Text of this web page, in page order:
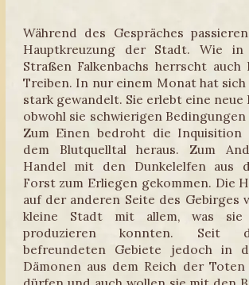
Während des Gespräches
Hauptkreuzung der Stadt. Wie
Straßen Falkenbachs herrscht
Treiben. In nur einem Monat hat
stark gewandelt. Sie erlebt eine neue
obwohl sie schwierigen
Zum Einen bedroht die Inquisition
dem Blutquelltal heraus. Zum
Handel mit den Dunkelelfen aus
Forst zum Erliegen gekommen. Die
auf der anderen Seite des Gebirges
kleine Stadt mit allem, was
produzieren konnten. Seit
befreundeten Gebiete jedoch in
Dämonen aus dem Reich der